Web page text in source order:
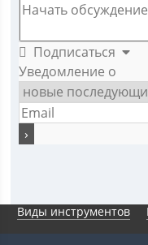
Подписаться
Уведомление о
Виды инструментов